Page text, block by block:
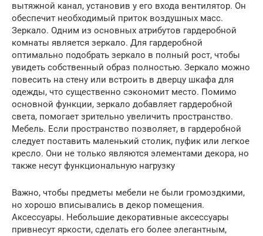
вытяжной канал, установив у его входа вентилятор. Он
обеспечит необходимый приток воздушных масс.
Зеркало. Одним из основных атрибутов гардеробной
комнаты является зеркало. Для гардеробной
оптимально подобрать зеркало в полный рост, чтобы
увидеть собственный образ полностью. Зеркало можно
повесить на стену или встроить в дверцу шкафа для
одежды, что существенно сэкономит место. Помимо
основной функции, зеркало добавляет гардеробной
света, помогает зрительно увеличить пространство.
Мебель. Если пространство позволяет, в гардеробной
следует поставить маленький столик, пуфик или легкое
кресло. Они не только являются элементами декора, но
также несут функциональную нагрузку
Важно, чтобы предметы мебели не были громоздкими,
но хорошо вписывались в декор помещения.
Аксессуары. Небольшие декоративные аксессуары
привнесут яркости, сделать его более элегантным,